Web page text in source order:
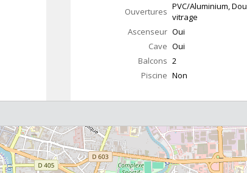
Ouvertures PVC/Aluminium,
vitrage
Ascenseur Oui
Cave Oui
Balcons 2
Piscine Non